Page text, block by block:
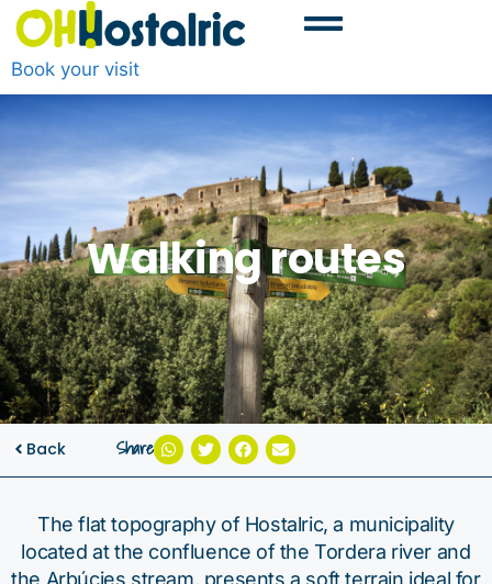
Book your visit
Walking routes
Back Share
The flat topography of Hostalric, a municipality
located at the confluence of the Tordera river and
the Arbúcies stream, presents a soft terrain ideal for